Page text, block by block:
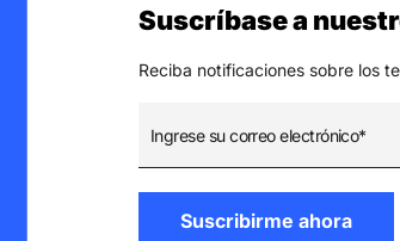
Suscríbase a
Reciba notificaciones sobre los